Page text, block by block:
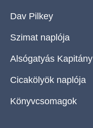
Dav Pilkey
Szimat naplója
Alsógatyás Kapitány
Cicakölyök naplója
Könyvcsomagok